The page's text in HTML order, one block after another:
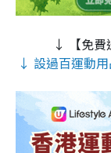
↓ 【免費
↓ 設過百運動